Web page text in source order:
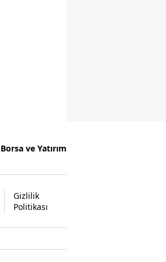
Borsa ve Yatırım
Gizlilik
Politikası